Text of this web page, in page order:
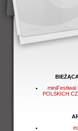
miniFestiwal
POLSKICH